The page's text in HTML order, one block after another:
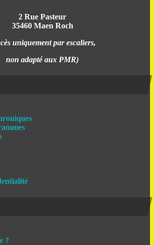
2 Rue Pasteur
35460 Maen Roch
uniquement par escaliers,
non adapté aux PMR)
?